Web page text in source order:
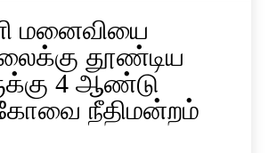
மனைவியை
தூண்டிய
4 ஆண்டு
நீதிமன்றம்